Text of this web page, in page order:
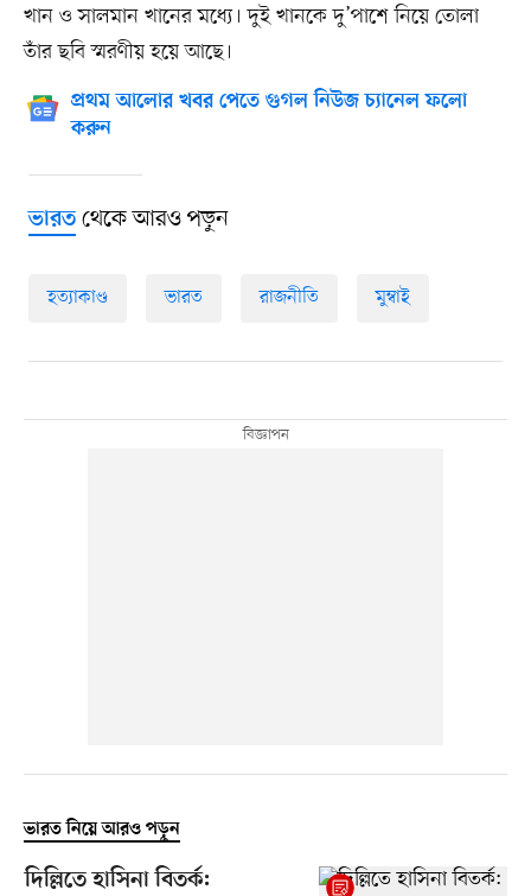
খান ও সালমান খানের মধ্যে। দুই খানকে দু’পাশে নিয়ে তোলা
তাঁর ছবি স্মরণীয় হয়ে আছে।
প্রথম আলোর খবর পেতে গুগল নিউজ চ্যানেল ফলো
করুন
ভারতথেকে আরও পড়ুন
হত্যাকাণ্ড ভারত রাজনীতি মুম্বাই
ভারত নিয়ে আরও পড়ুন
দিল্লিতে হাসিনা বিতর্ক: